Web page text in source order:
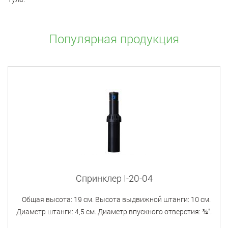
Популярная продукция
Спринклер I-20-04
Общая высота: 19 см. Высота выдвижной штанги: 10 см.
Диаметр штанги: 4,5 см. Диаметр впускного отверстия: ¾".